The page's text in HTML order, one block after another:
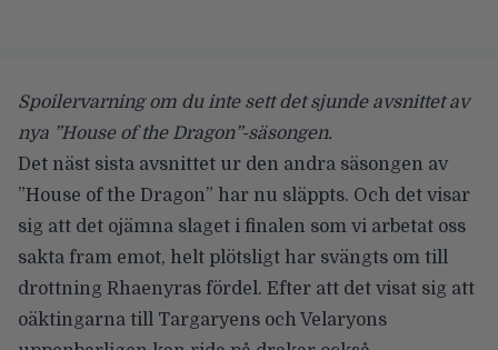
Spoilervarning om du inte sett det sjunde avsnittet av
nya ”House of the Dragon”-säsongen.
Det näst sista avsnittet ur den andra säsongen av
”House of the Dragon” har nu släppts. Och det visar
sig att det ojämna slaget i finalen som vi arbetat oss
sakta fram emot, helt plötsligt har svängts om till
drottning Rhaenyras fördel. Efter att det visat sig att
oäktingarna till Targaryens och Velaryons